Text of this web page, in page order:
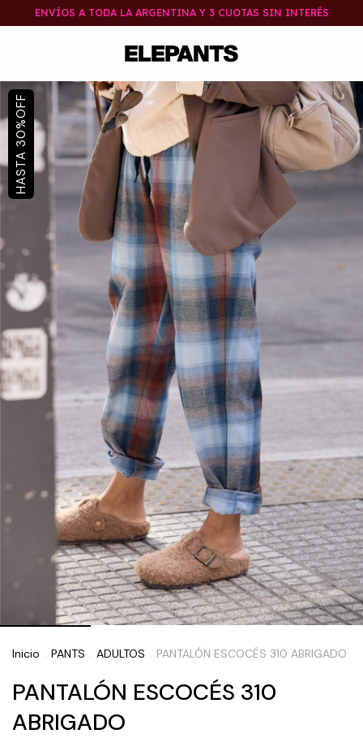
ENVÍOS A TODA LA ARGENTINA Y 3 CUOTAS SIN INTERÉS
30
%
OFF
Inicio . PANTS . ADULTOS . PANTALÓN ESCOCÉS 310 ABRIGADO
PANTALÓN ESCOCÉS 310
ABRIGADO